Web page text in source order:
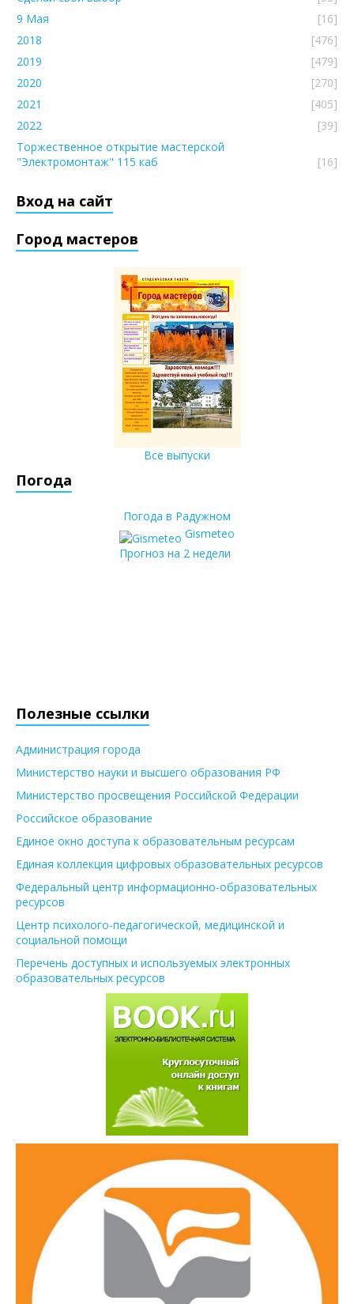
9 Мая
[16]
2018
[476]
2019
[479]
2020
[270]
2021
[405]
2022
[39]
Торжественное открытие мастерской
"Электромонтаж" 115 каб
[16]
Вход на сайт
Город мастеров
Все выпуски
Погода
Погода в Радужном
Gismeteo
Прогноз на 2 недели
Полезные ссылки
Администрация города
Министерство науки и высшего образования РФ
Министерство просвещения Российской Федерации
Российское образование
Единое окно доступа к образовательным ресурсам
Единая коллекция цифровых образовательных ресурсов
Федеральный центр информационно-образовательных
ресурсов
Центр психолого-педагогической, медицинской и
социальной помощи
Перечень доступных и используемых электронных
образовательных ресурсов